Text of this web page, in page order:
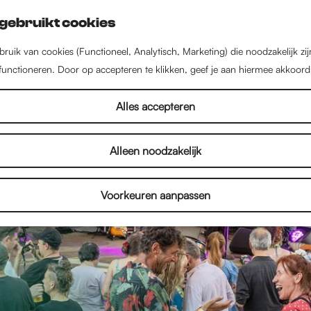
cookies
van cookies (Functioneel, Analytisch, Marketing) die noodzakelijk
Door op accepteren te klikken, geef je aan hiermee
Alles accepteren
Alleen noodzakelijk
Voorkeuren aanpassen